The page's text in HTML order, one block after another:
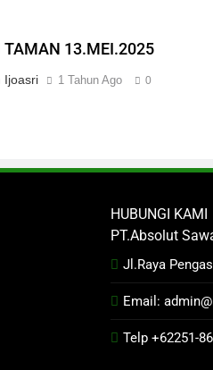
TAMAN 13.MEI.2025
Ijoasri 1 Tahun Ago 0
HUBUNGI KAMI
PT.Absolut
Jl.Raya
Email:
Telp +62251-